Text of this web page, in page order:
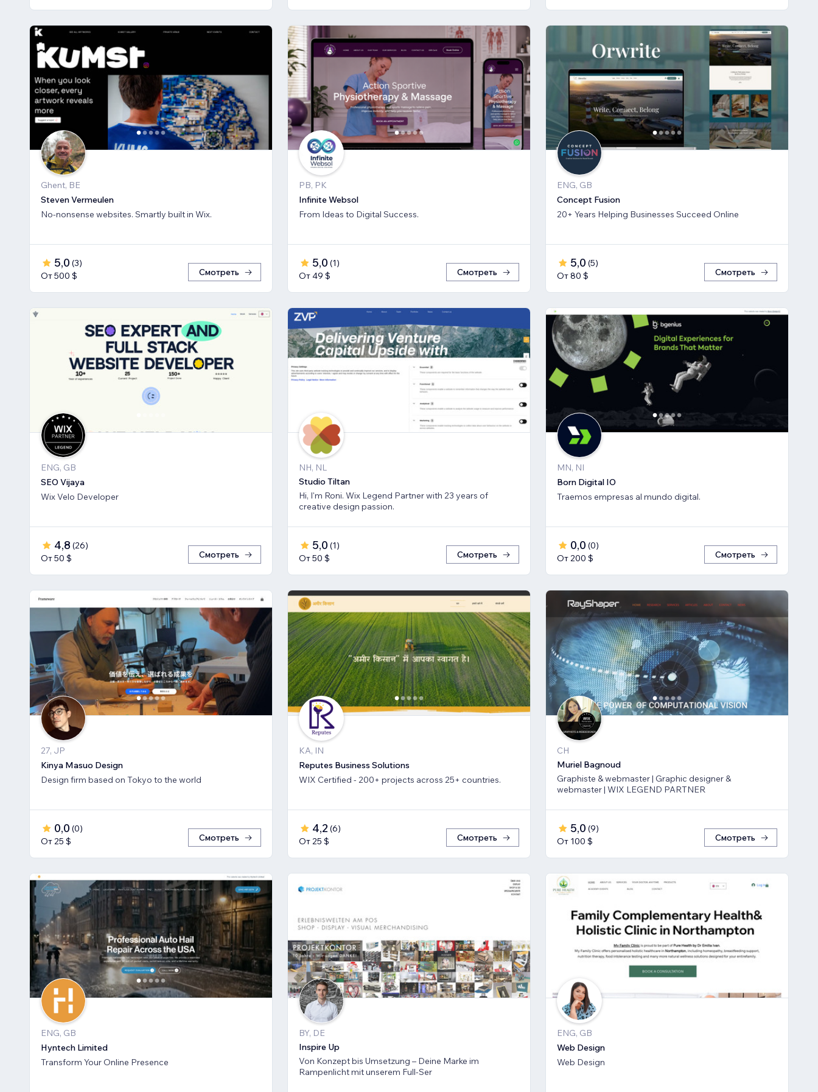
Ghent, BE
Steven Vermeulen
No-nonsense websites. Smartly built in Wix.
5,0 (3)
От 500 $
Смотреть
PB, PK
Infinite Websol
From Ideas to Digital Success.
5,0 (1)
От 49 $
Смотреть
ENG, GB
Concept Fusion
20+ Years Helping Businesses Succeed Online
5,0 (5)
От 80 $
Смотреть
ENG, GB
SEO Vijaya
Wix Velo Developer
4,8 (26)
От 50 $
Смотреть
NH, NL
Studio Tiltan
Hi, I'm Roni. Wix Legend Partner with 23 years of
creative design passion.
5,0 (1)
От 50 $
Смотреть
MN, NI
Born Digital IO
Traemos empresas al mundo digital.
0,0 (0)
От 200 $
Смотреть
27, JP
Kinya Masuo Design
Design firm based on Tokyo to the world
0,0 (0)
От 25 $
Смотреть
KA, IN
Reputes Business Solutions
WIX Certified - 200+ projects across 25+ countries.
4,2 (6)
От 25 $
Смотреть
CH
Muriel Bagnoud
Graphiste & webmaster | Graphic designer &
webmaster | WIX LEGEND PARTNER
5,0 (9)
От 100 $
Смотреть
ENG, GB
Hyntech Limited
Transform Your Online Presence
BY, DE
Inspire Up
Von Konzept bis Umsetzung – Deine Marke im
Rampenlicht mit unserem Full-Ser
ENG, GB
Web Design
Web Design